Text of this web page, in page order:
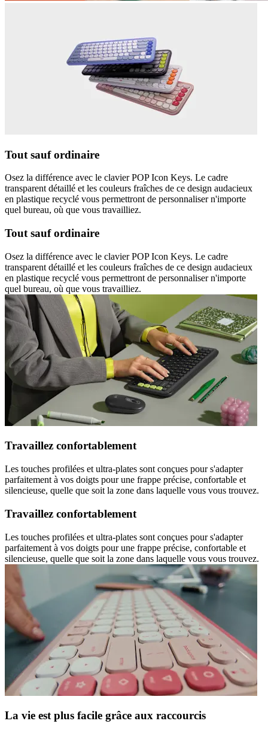
Tout sauf ordinaire
Osez la différence avec le clavier POP Icon Keys. Le cadre
transparent détaillé et les couleurs fraîches de ce design audacieux
en plastique recyclé vous permettront de personnaliser n'importe
quel bureau, où que vous travailliez.
Tout sauf ordinaire
Osez la différence avec le clavier POP Icon Keys. Le cadre
transparent détaillé et les couleurs fraîches de ce design audacieux
en plastique recyclé vous permettront de personnaliser n'importe
quel bureau, où que vous travailliez.
Travaillez confortablement
Les touches profilées et ultra-plates sont conçues pour s'adapter
parfaitement à vos doigts pour une frappe précise, confortable et
silencieuse, quelle que soit la zone dans laquelle vous vous trouvez.
Travaillez confortablement
Les touches profilées et ultra-plates sont conçues pour s'adapter
parfaitement à vos doigts pour une frappe précise, confortable et
silencieuse, quelle que soit la zone dans laquelle vous vous trouvez.
La vie est plus facile grâce aux raccourcis